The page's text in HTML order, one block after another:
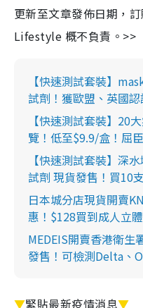
更新至文章發佈日期，
Lifestyle 概不負責。>>
【快速測試套裝】
試劑！獲歐盟、英國
【快速測試套裝】20
覽！低至$9.9/盒！屈
【快速測試套裝】深
試劑 現貨發售！買10
日本城分店現貨開賣
惠！$128買到成人立
MEDEIS開賣香港衛生
發售！可檢測Delta、
▼緊貼最新疫情消息▼